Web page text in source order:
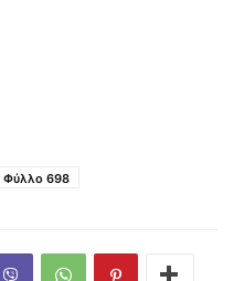
Φύλλο 698